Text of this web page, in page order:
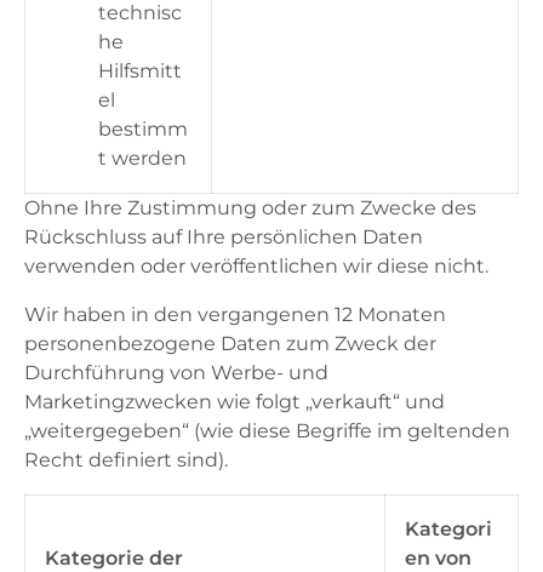
technisc
he
Hilfsmitt
el
bestimm
t werden
Ohne Ihre Zustimmung oder zum Zwecke des
Rückschluss auf Ihre persönlichen Daten
verwenden oder veröffentlichen wir diese nicht.
Wir haben in den vergangenen 12 Monaten
personenbezogene Daten zum Zweck der
Durchführung von Werbe- und
Marketingzwecken wie folgt „verkauft“ und
„weitergegeben“ (wie diese Begriffe im geltenden
Recht definiert sind).
Kategorie der
Kategori
en von